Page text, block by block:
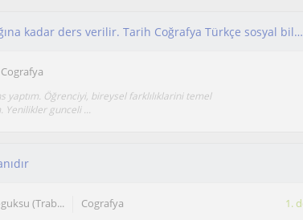
İlk okuldan lise çağına kadar ders verilir. Tarih Coğrafya Türkçe sosyal bilimler ve öğrenciye her türlü destek
Cografya
yaptım. Öğrenciyi, bireysel farklılıklarini temel
Yenilikler gunceli ...
(Trab... Cografya 1.